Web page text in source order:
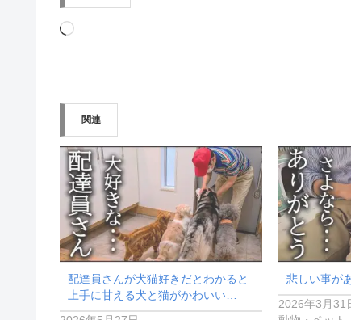
読
み
中…
関連
配達員さんが犬猫好きだとわかると
上手に甘える犬と猫がかわいい…
悲しい事が
2026年3月31